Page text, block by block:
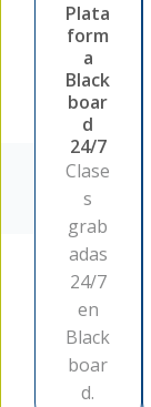
Plata
form
a
Black
boar
d
24/7
Clase
s
grab
adas
24/7
en
Black
boar
d.